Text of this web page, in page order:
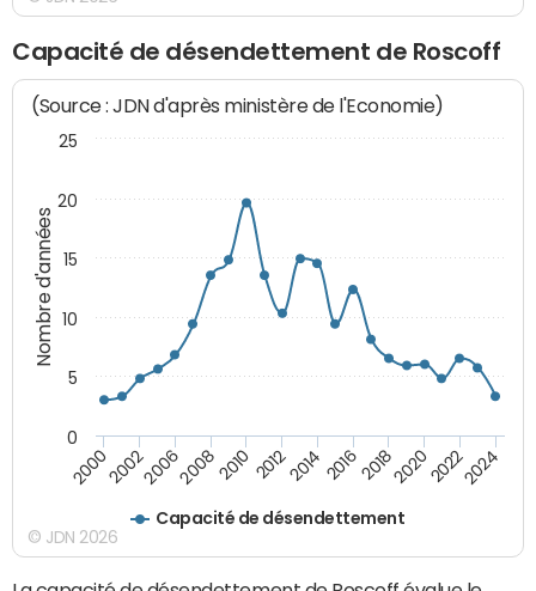
Capacité de désendettement de Roscoff
Nombre d'années
(Source : JDN d'après ministère de l'Economie)
Capacité de désendettement
20002002200620082010 2012201420162018202020222024
0
5
10
15
20
25
© JDN 2026